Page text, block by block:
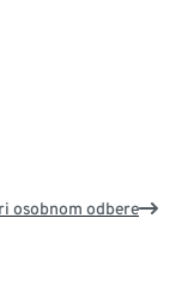
osobnom odbere